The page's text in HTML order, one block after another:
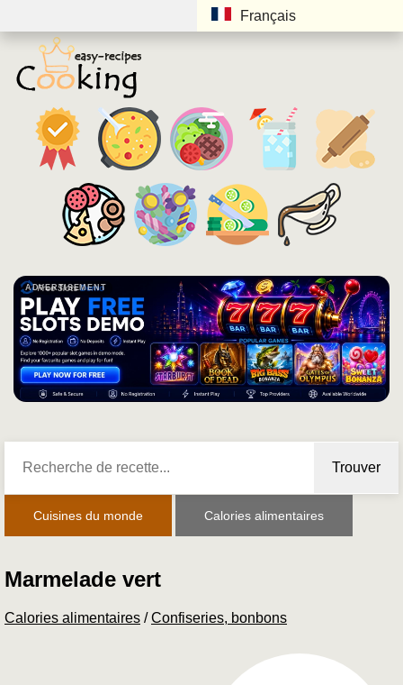
Français
ADVERTISEMENT
Trouver
Cuisines du monde Calories alimentaires
Marmelade vert
Calories alimentaires /Confiseries, bonbons